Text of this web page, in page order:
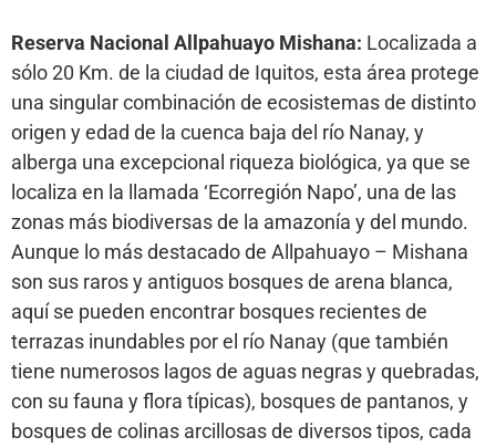
Reserva Nacional Allpahuayo Mishana: Localizada a
sólo 20 Km. de la ciudad de Iquitos, esta área protege
una singular combinación de ecosistemas de distinto
origen y edad de la cuenca baja del río Nanay, y
alberga una excepcional riqueza biológica, ya que se
localiza en la llamada ‘Ecorregión Napo’, una de las
zonas más biodiversas de la amazonía y del mundo.
Aunque lo más destacado de Allpahuayo – Mishana
son sus raros y antiguos bosques de arena blanca,
aquí se pueden encontrar bosques recientes de
terrazas inundables por el río Nanay (que también
tiene numerosos lagos de aguas negras y quebradas,
con su fauna y flora típicas), bosques de pantanos, y
bosques de colinas arcillosas de diversos tipos, cada